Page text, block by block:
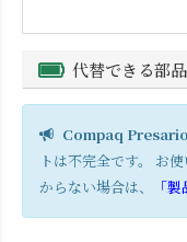
代替できる部
Compaq
トは不完全です。 お
からない場合は、
「